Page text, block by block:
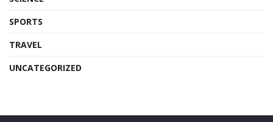
SPORTS
TRAVEL
UNCATEGORIZED